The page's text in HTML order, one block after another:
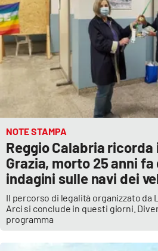
NOTE STAMPA
Reggio Calabria ricorda
Grazia, morto 25 anni
indagini sulle navi dei
Il percorso di legalità organizzato da
Arci si conclude in questi giorni.
programma